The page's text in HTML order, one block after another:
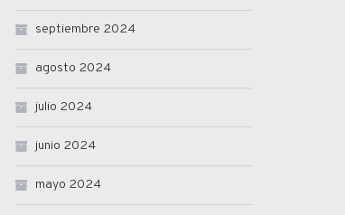
septiembre 2024
agosto 2024
julio 2024
junio 2024
mayo 2024